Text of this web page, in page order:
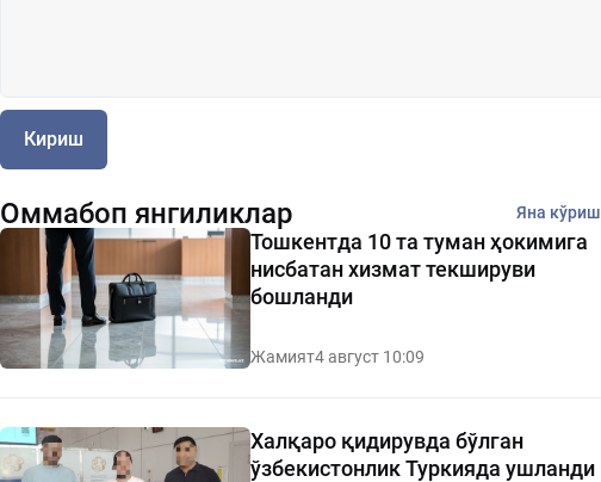
Кириш
Оммабоп янгиликлар Яна кўриш
Тошкентда 10 та туман ҳокимига
нисбатан хизмат текшируви
бошланди
Жамият4 август 10:09
Халқаро қидирувда бўлган
ўзбекистонлик Туркияда ушланди